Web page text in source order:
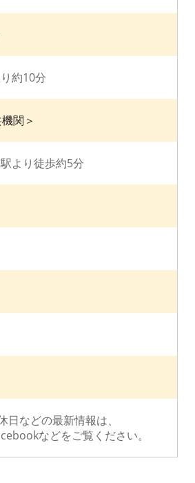
約10分
関＞
より徒歩約5分
日などの最新情報は、
などをご覧ください。